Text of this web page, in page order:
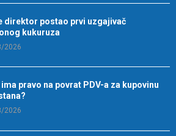
direktor postao prvi uzgajivač
kukuruza
2026
ima pravo na povrat PDV-a za kupovinu
2026